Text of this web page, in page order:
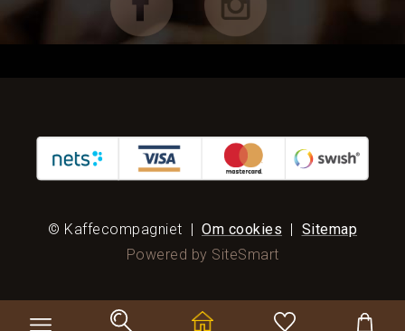
FÖRETAG OCH CAFÉ
KUNDTJÄNST
© Kaffecompagniet | Om cookies | Sitemap
Powered by SiteSmart